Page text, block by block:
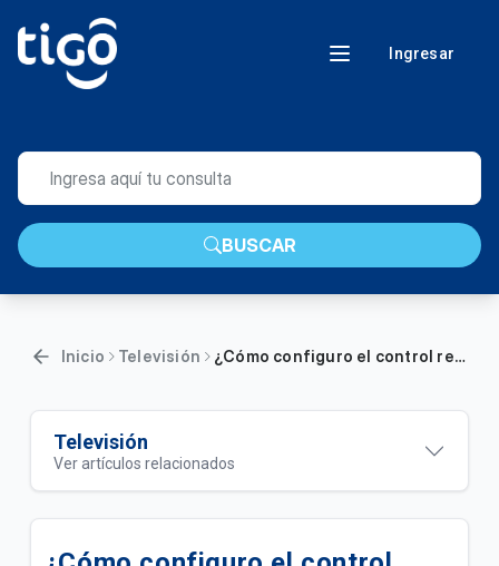
Ingresar
BUSCAR
Inicio Televisión ¿Cómo configuro el control remoto Universal con mi TV?
Televisión
Ver artículos relacionados
Actualizamos la grilla de tu plan Avanzado Plus | TV